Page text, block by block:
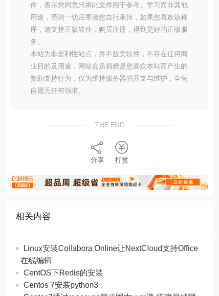
件，表示您同意只将此文件用于参考、学习而非其他
用途，否则一切后果请您自行承担，如果您喜欢该程
序，请支持正版软件，购买注册，得到更好的正版服
务。
本站为非盈利性站点，并不贩卖软件，不存在任何商
业目的及用途，网站会员捐赠是您喜欢本站而产生的
赞助支持行为，仅为维持服务器的开支与维护，全凭
自愿无任何强求。
THE END
分享 打赏
相关内容
Linux安装Collabora Online让NextCloud支持Office
在线编辑
CentOS下Redis的安装
Centos 7安装python3